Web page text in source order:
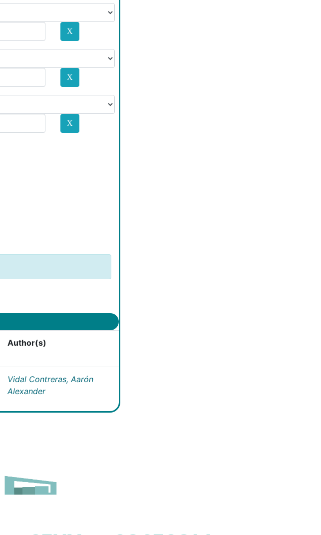
Author(s)
Vidal Contreras, Aarón
Alexander